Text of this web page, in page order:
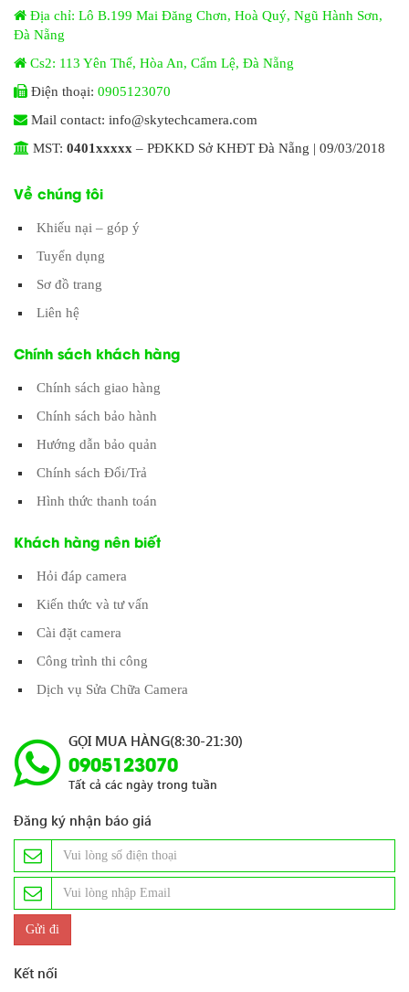
Địa chỉ: Lô B.199 Mai Đăng Chơn, Hoà Quý, Ngũ Hành Sơn,
Đà Nẵng
Cs2: 113 Yên Thế, Hòa An, Cẩm Lệ, Đà Nẵng
Điện thoại: 0905123070
Mail contact: info@skytechcamera.com
MST: 0401xxxxx – PĐKKD Sở KHĐT Đà Nẵng | 09/03/2018
Về chúng tôi
Khiếu nại – góp ý
Tuyển dụng
Sơ đồ trang
Liên hệ
Chính sách khách hàng
Chính sách giao hàng
Chính sách bảo hành
Hướng dẫn bảo quản
Chính sách Đổi/Trả
Hình thức thanh toán
Khách hàng nên biết
Hỏi đáp camera
Kiến thức và tư vấn
Cài đặt camera
Công trình thi công
Dịch vụ Sửa Chữa Camera
GỌI MUA HÀNG(8:30-21:30)
0905123070
Tất cả các ngày trong tuần
Đăng ký nhận báo giá
Kết nối